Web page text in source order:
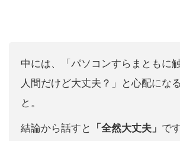
中には、「パソコンすらまともに
人間だけど大丈夫？」と心配にな
と。
結論から話すと 「全然大丈夫」 です